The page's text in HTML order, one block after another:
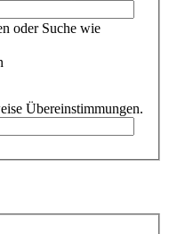
oder Suche wie
Übereinstimmungen.